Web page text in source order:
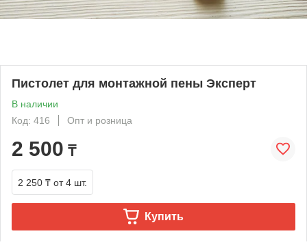
Пистолет для монтажной пены Эксперт
В наличии
Код: 416
Опт и розница
2 500 ₸
2 250 ₸ от 4 шт.
Купить